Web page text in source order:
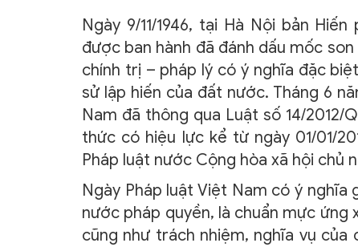
Ngày 9/11/1946, tại Hà Nội bản
được ban hành đã đánh dấu mốc
chính trị – pháp lý có ý nghĩa đặc
sử lập hiến của đất nước. Tháng 6
Nam đã thông qua Luật số 14/2012/
thức có hiệu lực kể từ ngày 01/01/
Pháp luật nước Cộng hòa xã hội chủ
Ngày Pháp luật Việt Nam có ý
nước pháp quyền, là chuẩn mực
cũng như trách nhiệm, nghĩa vụ